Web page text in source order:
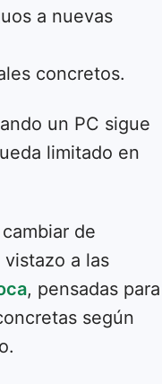
a nuevas
concretos.
un PC sigue
limitado en
de
a las
, pensadas para
según